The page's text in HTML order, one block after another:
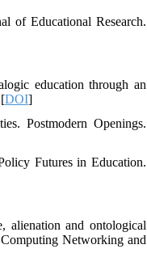
of Educational Research.
education through an
DOI]
Postmodern Openings.
Futures in Education.
and ontological
Networking and